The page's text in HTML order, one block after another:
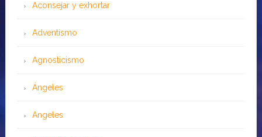
Aconsejar y exhortar
Adventismo
Agnosticismo
Ángeles
Angeles